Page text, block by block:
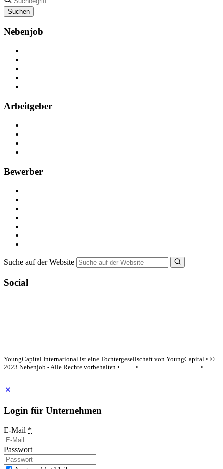
Suchen
Nebenjob
Arbeitgeber
Bewerber
Suche auf der Website
Social
YoungCapital International ist eine Tochtergesellschaft von YoungCapital • ©
2023 Nebenjob - Alle Rechte vorbehalten •
•
•
Login für Unternehmen
E-Mail *
Passwort